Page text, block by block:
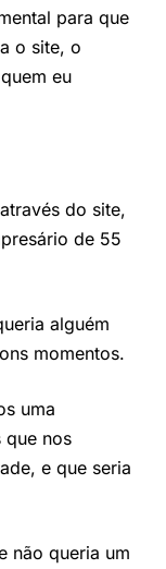
para que
o site, o
eu
do site,
de 55
alguém
momentos.
uma
que nos
e que seria
não queria um